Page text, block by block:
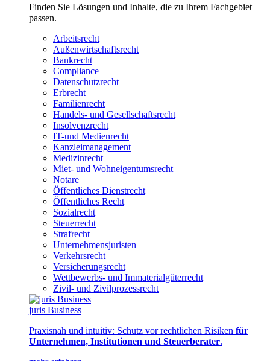
Finden Sie Lösungen und Inhalte, die zu Ihrem Fachgebiet
passen.
Arbeitsrecht
Außenwirtschaftsrecht
Bankrecht
Compliance
Datenschutzrecht
Erbrecht
Familienrecht
Handels- und Gesellschaftsrecht
Insolvenzrecht
IT-und Medienrecht
Kanzleimanagement
Medizinrecht
Miet- und Wohneigentumsrecht
Notare
Öffentliches Dienstrecht
Öffentliches Recht
Sozialrecht
Steuerrecht
Strafrecht
Unternehmensjuristen
Verkehrsrecht
Versicherungsrecht
Wettbewerbs- und Immaterialgüterrecht
Zivil- und Zivilprozessrecht
juris Business
Praxisnah und intuitiv: Schutz vor rechtlichen Risiken für
Unternehmen, Institutionen und Steuerberater.